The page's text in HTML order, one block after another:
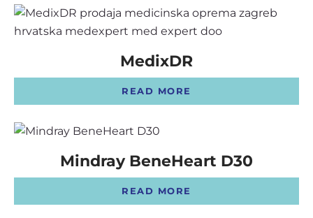
MedixDR
READ MORE
Mindray BeneHeart D30
READ MORE